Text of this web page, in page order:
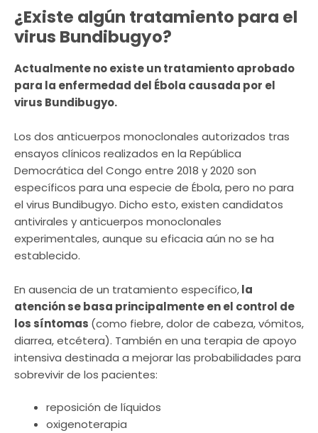
¿Existe algún tratamiento para el
virus Bundibugyo?
Actualmente no existe un tratamiento aprobado
para la enfermedad del Ébola causada por el
virus Bundibugyo.
Los dos anticuerpos monoclonales autorizados tras
ensayos clínicos realizados en la República
Democrática del Congo entre 2018 y 2020 son
específicos para una especie de Ébola, pero no para
el virus Bundibugyo. Dicho esto, existen candidatos
antivirales y anticuerpos monoclonales
experimentales, aunque su eficacia aún no se ha
establecido.
En ausencia de un tratamiento específico,la
atención se basa principalmente en el control de
los síntomas (como fiebre, dolor de cabeza, vómitos,
diarrea, etcétera). También en una terapia de apoyo
intensiva destinada a mejorar las probabilidades para
sobrevivir de los pacientes:
reposición de líquidos
oxigenoterapia